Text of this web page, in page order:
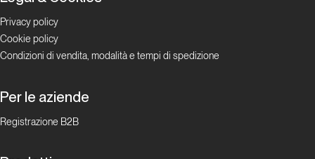
Privacy policy
Cookie policy
Condizioni di vendita, modalità e tempi di spedizione
Per le aziende
Registrazione B2B